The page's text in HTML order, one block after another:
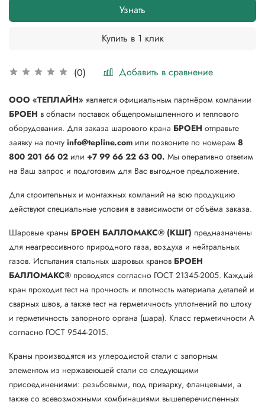
(0) Добавить в сравнение
Узнать
Купить в 1 клик
ООО «ТЕПЛАЙН» является официальным партнёром компании
БРОЕН в области поставок общепромышленного и теплового
оборудования. Для заказа шарового крана БРОЕН отправьте
заявку на почту info@tepline.com или позвоните по номерам 8
800 201 66 02 или +7 99 66 22 63 00. Мы оперативно ответим
на Ваш запрос и подготовим для Вас выгодное предложение.
Для строительных и монтажных компаний на всю продукцию
действуют специальные условия в зависимости от объёма заказа.
Шаровые краны БРОЕН БАЛЛОМАКС® (КШГ) предназначены
для неагрессивного природного газа, воздуха и нейтральных
газов. Испытания стальных шаровых кранов БРОЕН
БАЛЛОМАКС® проводятся согласно ГОСТ 21345-2005. Каждый
кран проходит тест на прочность и плотность материала деталей и
сварных швов, а также тест на герметичность уплотнений по штоку
и герметичность запорного органа (шара). Класс герметичности А
согласно ГОСТ 9544-2015.
Краны производятся из углеродистой стали с запорным
элементом из нержавеющей стали со следующими
присоединениями: резьбовыми, под приварку, фланцевыми, а
также со всевозможными комбинациями вышеперечисленных